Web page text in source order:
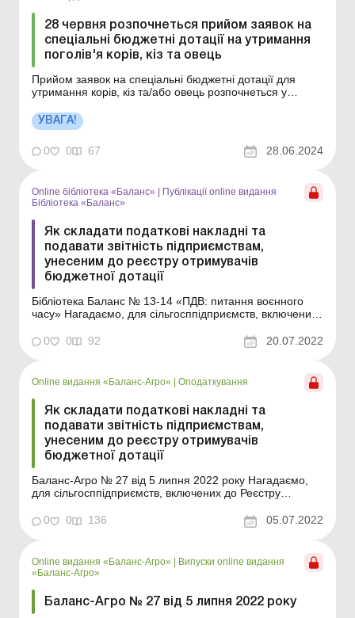
28 червня розпочнеться прийом заявок на
спеціальні бюджетні дотації на утримання
поголів'я корів, кіз та овець
Прийом заявок на спеціальні бюджетні дотації для
утримання корів, кіз та/або овець розпочнеться у
прийому оголошувався на 27 червня). Прийом заявок
відбуватиметься через Державний аграрний реєстр.
Спеціальна бюджетна субсидія надаватиметь...
УВАГА!
0 0 67 28.06.2024
Online бібліотека «Баланс»
Публікації online видання
Бібліотека «Баланс»
Як складати податкові накладні та
подавати звітність підприємствам,
унесеним до реєстру отримувачів
бюджетної дотації
Бібліотека Баланс № 13-14 «ПДВ: питання воєнного
часу» Нагадаємо, для сільгосппідприємств, включених
Реєстр), було встановлено особливі правила складання
податкових накладних (далі – ПН), а також заповнення
0 0 92 20.07.2022
Online видання «Баланс-Агро» Оподаткування
Як складати податкові накладні та
подавати звітність підприємствам,
унесеним до реєстру отримувачів
бюджетної дотації
Баланс-Агро № 27 від 5 липня 2022 року Нагадаємо,
для сільгосппідприємств, включених до Реєстру
встановлено особливі правила складання податкових
накладних (далі – ПН), а також заповнення звітності з
0 0 136 05.07.2022
Online видання «Баланс-Агро» | Випуски online видання
«Баланс-Агро»
Баланс-Агро № 27 від 5 липня 2022 року